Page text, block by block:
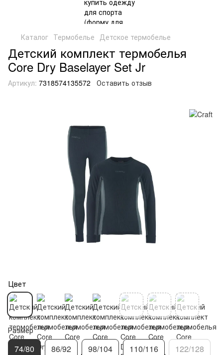
Каталог Термобелье Детское термобелье
Детский комплект термобелья
Core Dry Baselayer Set Jr
Артикул: 7318574135572 Оставить отзыв
Цвет
Размер
74/80 86/92 98/104 110/116 122/128